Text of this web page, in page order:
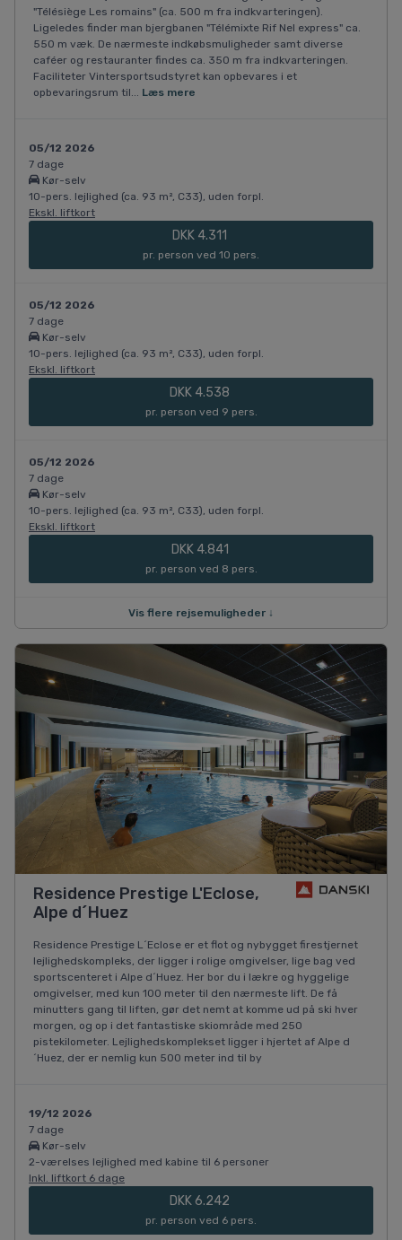
"Télésiège Les romains" (ca. 500 m fra indkvarteringen).
Ligeledes finder man bjergbanen "Télémixte Rif Nel express" ca.
550 m væk. De nærmeste indkøbsmuligheder samt diverse
caféer og restauranter findes ca. 350 m fra indkvarteringen.
Faciliteter Vintersportsudstyret kan opbevares i et
opbevaringsrum til... Læs mere
05/12 2026
7 dage
Kør-selv
10-pers. lejlighed (ca. 93 m², C33), uden forpl.
Ekskl. liftkort
DKK 4.311
pr. person ved 10 pers.
05/12 2026
7 dage
Kør-selv
10-pers. lejlighed (ca. 93 m², C33), uden forpl.
Ekskl. liftkort
DKK 4.538
pr. person ved 9 pers.
05/12 2026
7 dage
Kør-selv
10-pers. lejlighed (ca. 93 m², C33), uden forpl.
Ekskl. liftkort
DKK 4.841
pr. person ved 8 pers.
Vis flere rejsemuligheder ↓
Residence Prestige L'Eclose,
Alpe d´Huez
Residence Prestige L´Eclose er et flot og nybygget firestjernet
lejlighedskompleks, der ligger i rolige omgivelser, lige bag ved
sportscenteret i Alpe d´Huez. Her bor du i lækre og hyggelige
omgivelser, med kun 100 meter til den nærmeste lift. De få
minutters gang til liften, gør det nemt at komme ud på ski hver
morgen, og op i det fantastiske skiområde med 250
pistekilometer. Lejlighedskomplekset ligger i hjertet af Alpe d
´Huez, der er nemlig kun 500 meter ind til by
19/12 2026
7 dage
Kør-selv
2-værelses lejlighed med kabine til 6 personer
Inkl. liftkort 6 dage
DKK 6.242
pr. person ved 6 pers.